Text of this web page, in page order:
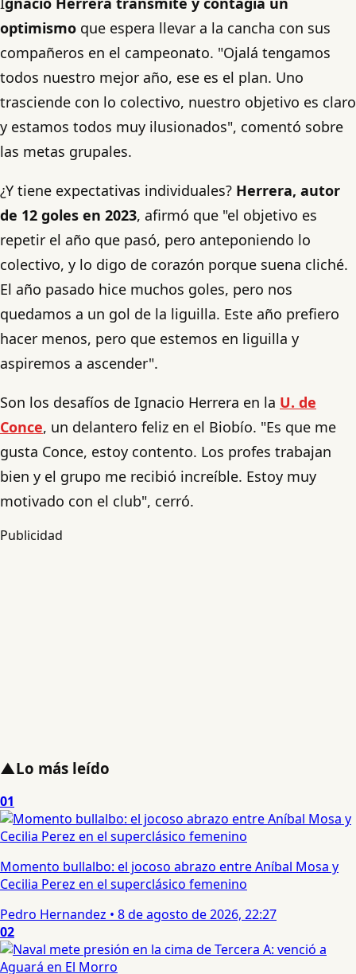
optimismo que espera llevar a la cancha con sus
compañeros en el campeonato. "Ojalá tengamos
todos nuestro mejor año, ese es el plan. Uno
trasciende con lo colectivo, nuestro objetivo es claro
y estamos todos muy ilusionados", comentó sobre
las metas grupales.
¿Y tiene expectativas individuales? Herrera, autor
de 12 goles en 2023, afirmó que "el objetivo es
repetir el año que pasó, pero anteponiendo lo
colectivo, y lo digo de corazón porque suena cliché.
El año pasado hice muchos goles, pero nos
quedamos a un gol de la liguilla. Este año prefiero
hacer menos, pero que estemos en liguilla y
aspiremos a ascender".
Son los desafíos de Ignacio Herrera en la U. de
Conce, un delantero feliz en el Biobío. "Es que me
gusta Conce, estoy contento. Los profes trabajan
bien y el grupo me recibió increíble. Estoy muy
motivado con el club", cerró.
Publicidad
▲Lo más leído
01
Momento bullalbo: el jocoso abrazo entre Aníbal Mosa y
Cecilia Perez en el superclásico femenino
Pedro Hernandez • 8 de agosto de 2026, 22:27
02